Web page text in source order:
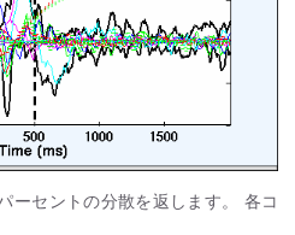
ーセントの分散を返します。 各コ